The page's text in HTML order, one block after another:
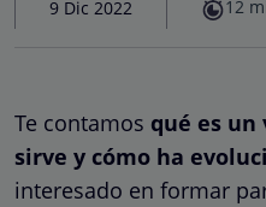
9 Dic 2022 12
Te contamos qué es un
sirve y cómo ha
interesado en formar